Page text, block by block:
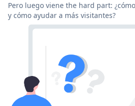
Pero luego viene the hard part:
y cómo ayudar a más visitantes?